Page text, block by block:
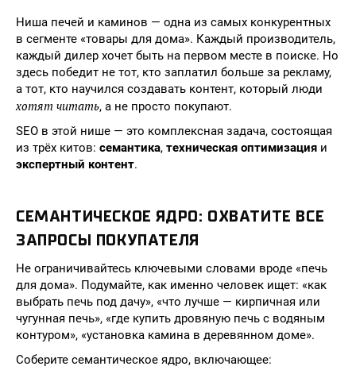
Ниша печей и каминов — одна из самых конкурентных
в сегменте «товары для дома». Каждый производитель,
каждый дилер хочет быть на первом месте в поиске. Но
здесь победит не тот, кто заплатил больше за рекламу,
а тот, кто научился создавать контент, который люди
хотят читать, а не просто покупают.
SEO в этой нише — это комплексная задача, состоящая
из трёх китов: семантика, техническая оптимизация и
экспертный контент.
СЕМАНТИЧЕСКОЕ ЯДРО: ОХВАТИТЕ ВСЕ
ЗАПРОСЫ ПОКУПАТЕЛЯ
Не ограничивайтесь ключевыми словами вроде «печь
для дома». Подумайте, как именно человек ищет: «как
выбрать печь под дачу», «что лучше — кирпичная или
чугунная печь», «где купить дровяную печь с водяным
контуром», «установка камина в деревянном доме».
Соберите семантическое ядро, включающее: